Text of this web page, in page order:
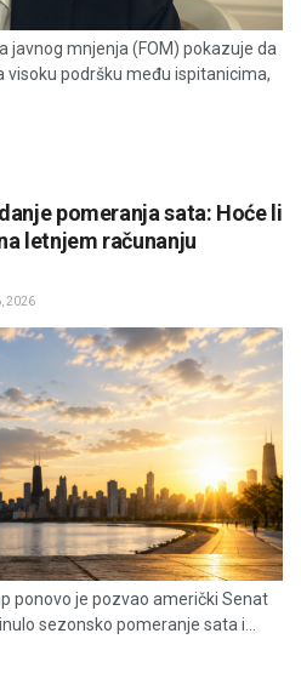
javnog mnjenja (FOM) pokazuje da
visoku podršku među ispitanicima,
pomeranja sata: Hoće li
letnjem računanju
2026
ponovo je pozvao američki Senat
sezonsko pomeranje sata i...